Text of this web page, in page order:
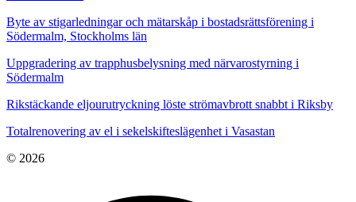
Byte av stigarledningar och mätarskåp i bostadsrättsförening i
Södermalm, Stockholms län
Uppgradering av trapphusbelysning med närvarostyrning i
Södermalm
Rikstäckande eljourutryckning löste strömavbrott snabbt i Riksby
Totalrenovering av el i sekelskifteslägenhet i Vasastan
© 2026